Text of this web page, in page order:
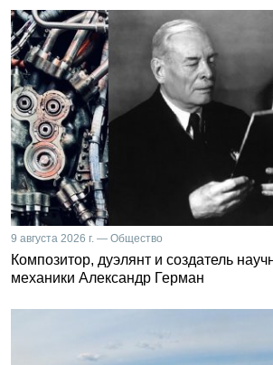
9 августа 2026 г. — Общество
Композитор, дуэлянт и создатель
механики Александр Герман